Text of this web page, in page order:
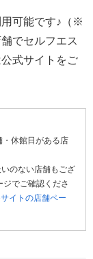
用可能です♪（※
でセルフエス
式サイトをご
休館日がある店
のない店舗もござ
でご確認くださ
イトの店舗ペー